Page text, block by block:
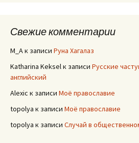
Свежие комментарии
M_Aк записи Руна Хагалаз
Katharina Kekselк записи Русские
английский
Alexic к записи Моё православие
topolya к записи Моё православие
topolya к записи Случай в